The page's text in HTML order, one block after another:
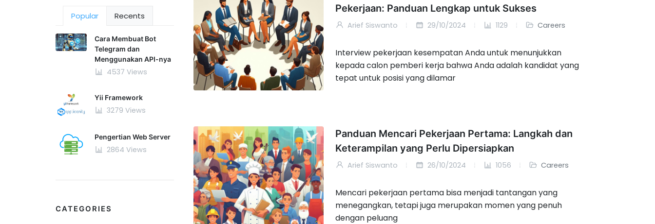
Pekerjaan: Panduan Lengkap untuk Sukses
Arief Siswanto 29/10/2024 1129 Careers
Interview pekerjaan kesempatan Anda untuk menunjukkan
kepada calon pemberi kerja bahwa Anda adalah kandidat yang
tepat untuk posisi yang dilamar
Panduan Mencari Pekerjaan Pertama: Langkah dan
Keterampilan yang Perlu Dipersiapkan
Arief Siswanto 26/10/2024 1056 Careers
Mencari pekerjaan pertama bisa menjadi tantangan yang
menegangkan, tetapi juga merupakan momen yang penuh
dengan peluang
Popular Recents
Cara Membuat Bot
Telegram dan
Menggunakan API-nya
4537 Views
Yii Framework
3279 Views
Pengertian Web Server
2864 Views
CATEGORIES